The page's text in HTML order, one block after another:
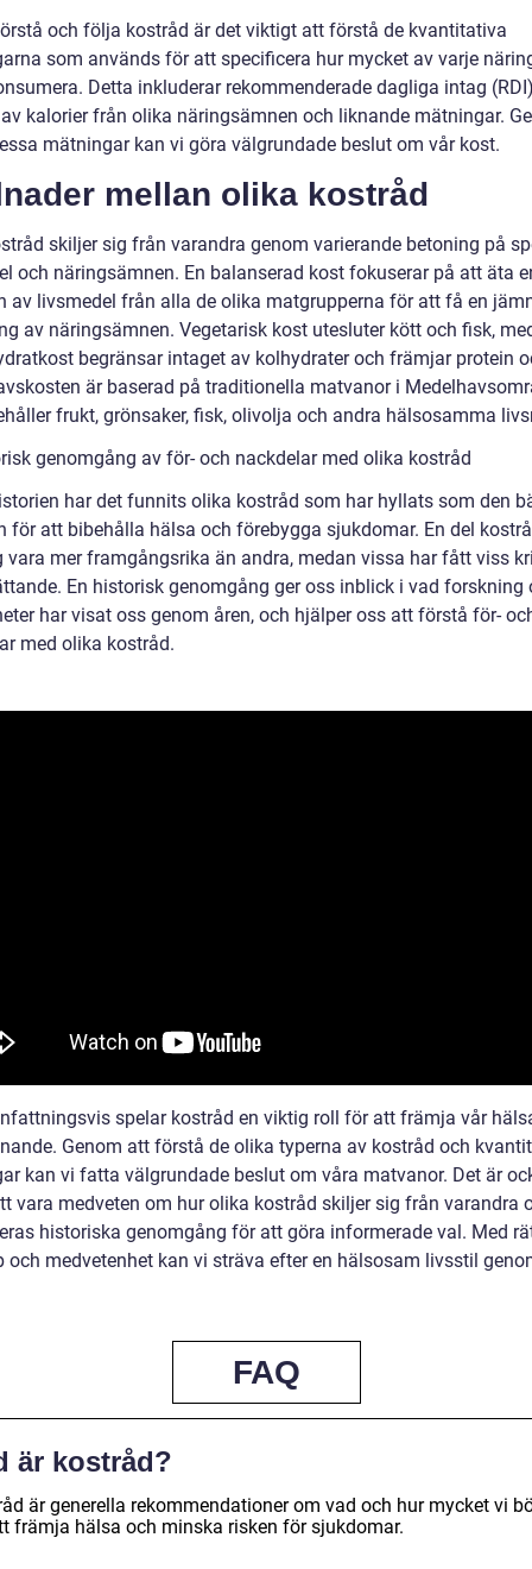
och följa kostråd är det viktigt att förstå de kvantitativa
som används för att specificera hur mycket av varje
Detta inkluderar rekommenderade dagliga intag
kalorier från olika näringsämnen och liknande mätningar.
mätningar kan vi göra välgrundade beslut om vår kost.
mellan olika kostråd
skiljer sig från varandra genom varierande betoning på
och näringsämnen. En balanserad kost fokuserar på att äta
av livsmedel från alla de olika matgrupperna för att få en
av näringsämnen. Vegetarisk kost utesluter kött och fisk,
begränsar intaget av kolhydrater och främjar protein
är baserad på traditionella matvanor i
frukt, grönsaker, fisk, olivolja och andra hälsosamma
genomgång av för- och nackdelar med olika kostråd
har det funnits olika kostråd som har hyllats som den
för att bibehålla hälsa och förebygga sjukdomar. En del
vara mer framgångsrika än andra, medan vissa har fått viss
En historisk genomgång ger oss inblick i vad forskning
har visat oss genom åren, och hjälper oss att förstå för-
med olika kostråd.
spelar kostråd en viktig roll för att främja vår
Genom att förstå de olika typerna av kostråd och
kan vi fatta välgrundade beslut om våra matvanor. Det är
vara medveten om hur olika kostråd skiljer sig från varandra
historiska genomgång för att göra informerade val. Med
och medvetenhet kan vi sträva efter en hälsosam livsstil
FAQ
är kostråd?
är generella rekommendationer om vad och hur mycket vi
främja hälsa och minska risken för sjukdomar.